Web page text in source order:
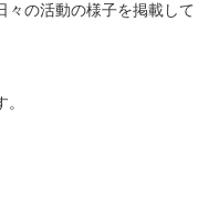
々の活動の様子を掲載して